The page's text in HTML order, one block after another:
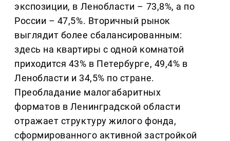
экспозиции, в Ленобласти – 73,8%, а по
России – 47,5%. Вторичный рынок
выглядит более сбалансированным:
здесь на квартиры с одной комнатой
приходится 43% в Петербурге, 49,4% в
Ленобласти и 34,5% по стране.
Преобладание малогабаритных
форматов в Ленинградской области
отражает структуру жилого фонда,
сформированного активной застройкой